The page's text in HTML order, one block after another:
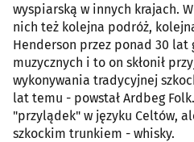
wyspiarską w innych krajach.
nich też kolejna podróż,
Henderson przez ponad 30 lat
muzycznych i to on skłonił
wykonywania tradycyjnej
lat temu - powstał Ardbeg
"przylądek" w języku Celtów,
szkockim trunkiem - whisky.